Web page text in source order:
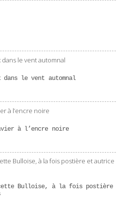
dans le vent automnal
à l’encre noire
Bulloise, à la fois postière